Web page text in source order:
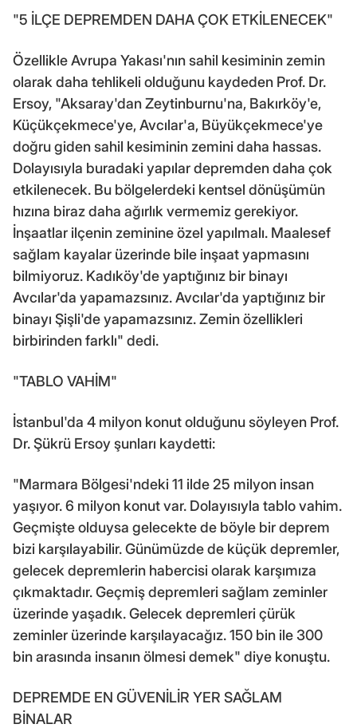
"5 İLÇE DEPREMDEN DAHA ÇOK ETKİLENECEK"
Özellikle Avrupa Yakası'nın sahil kesiminin zemin
olarak daha tehlikeli olduğunu kaydeden Prof. Dr.
Ersoy, "Aksaray'dan Zeytinburnu'na, Bakırköy'e,
Küçükçekmece'ye, Avcılar'a, Büyükçekmece'ye
doğru giden sahil kesiminin zemini daha hassas.
Dolayısıyla buradaki yapılar depremden daha çok
etkilenecek. Bu bölgelerdeki kentsel dönüşümün
hızına biraz daha ağırlık vermemiz gerekiyor.
İnşaatlar ilçenin zeminine özel yapılmalı. Maalesef
sağlam kayalar üzerinde bile inşaat yapmasını
bilmiyoruz. Kadıköy'de yaptığınız bir binayı
Avcılar'da yapamazsınız. Avcılar'da yaptığınız bir
binayı Şişli'de yapamazsınız. Zemin özellikleri
birbirinden farklı" dedi.
"TABLO VAHİM"
İstanbul'da 4 milyon konut olduğunu söyleyen Prof.
Dr. Şükrü Ersoy şunları kaydetti:
"Marmara Bölgesi'ndeki 11 ilde 25 milyon insan
yaşıyor. 6 milyon konut var. Dolayısıyla tablo vahim.
Geçmişte olduysa gelecekte de böyle bir deprem
bizi karşılayabilir. Günümüzde de küçük depremler,
gelecek depremlerin habercisi olarak karşımıza
çıkmaktadır. Geçmiş depremleri sağlam zeminler
üzerinde yaşadık. Gelecek depremleri çürük
zeminler üzerinde karşılayacağız. 150 bin ile 300
bin arasında insanın ölmesi demek" diye konuştu.
DEPREMDE EN GÜVENİLİR YER SAĞLAM
BİNALAR